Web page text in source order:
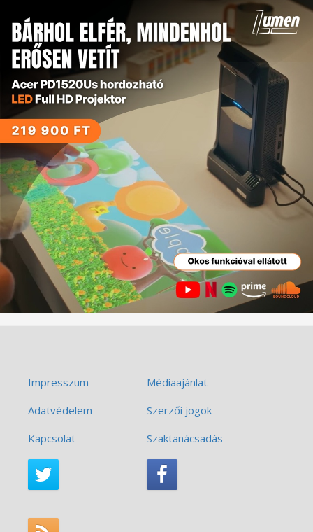
Impresszum
Médiaajánlat
Adatvédelem
Szerzői jogok
Kapcsolat
Szaktanácsadás